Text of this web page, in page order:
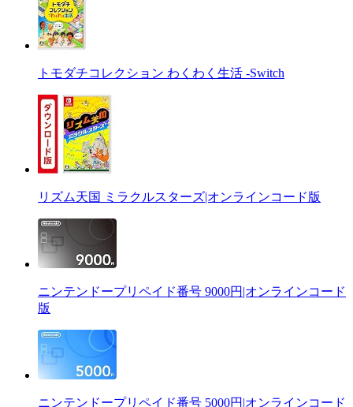
トモダチコレクション わくわく生活 -Switch
リズム天国 ミラクルスターズ|オンラインコード版
ニンテンドープリペイド番号 9000円|オンラインコード
版
ニンテンドープリペイド番号 5000円|オンラインコード